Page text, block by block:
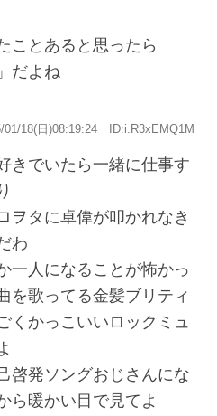
ことあると思ったら
だよね
01/18(日)08:19:24 ID:i.R3xEMQ1M
きでいたら一緒に仕事す
ヲタに卓偉が叩かれなき
わ
一人になることが怖かっ
を歌ってる金髪ブリティ
くかっこいいロックミュ
啓発ソングおじさんにな
ら暖かい目で見てよ